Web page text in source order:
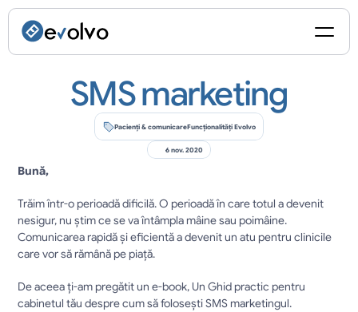
SMS marketing
Pacienți & comunicareFuncționalități Evolvo
6 nov. 2020
Bună,
Trăim într-o perioadă dificilă. O perioadă în care totul a devenit
nesigur, nu știm ce se va întâmpla mâine sau poimâine.
Comunicarea rapidă și eficientă a devenit un atu pentru clinicile
care vor să rămână pe piață.
De aceea ți-am pregătit un e-book, Un Ghid practic pentru
cabinetul tău despre cum să folosești SMS marketingul.